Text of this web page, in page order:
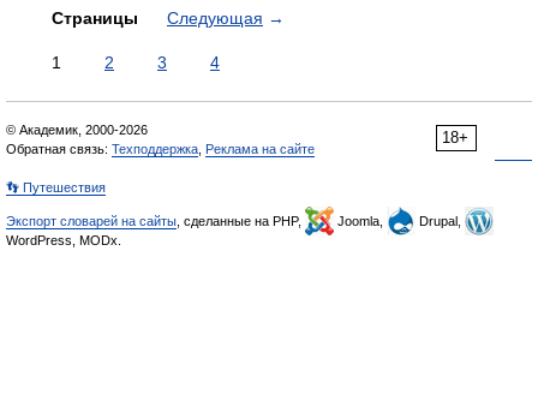
Страницы Следующая →
1 2 3 4
18+
© Академик, 2000-2026
Обратная связь: Техподдержка Реклама на сайте
👣 Путешествия
Экспорт словарей на сайты , сделанные на PHP, Joomla,
Drupal,
WordPress, MODx.